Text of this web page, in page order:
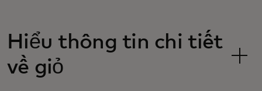
Hiểu thông tin chi tiết
về giỏ